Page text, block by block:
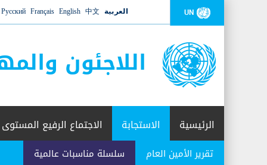
UN العربية 中文
English
Français
Русский
اللاجئون
الرئيسية الاستجابة
تقرير الأمين العام سلسلة مناسبات عالمية
الاجتماع الرفيع المستوى